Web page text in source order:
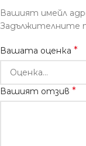
Вашият имейл
Задължителните
Вашата оценка *
Вашият отзив *